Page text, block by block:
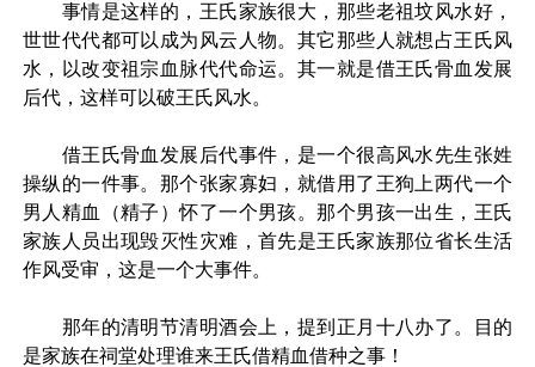
事情是这样的，王氏家族很大，那些老祖坟风水好，
世世代代都可以成为风云人物。其它那些人就想占王氏风
水，以改变祖宗血脉代代命运。其一就是借王氏骨血发展
后代，这样可以破王氏风水。
借王氏骨血发展后代事件，是一个很高风水先生张姓
操纵的一件事。那个张家寡妇，就借用了王狗上两代一个
男人精血（精子）怀了一个男孩。那个男孩一出生，王氏
家族人员出现毁灭性灾难，首先是王氏家族那位省长生活
作风受审，这是一个大事件。
那年的清明节清明酒会上，提到正月十八办了。目的
是家族在祠堂处理谁来王氏借精血借种之事！